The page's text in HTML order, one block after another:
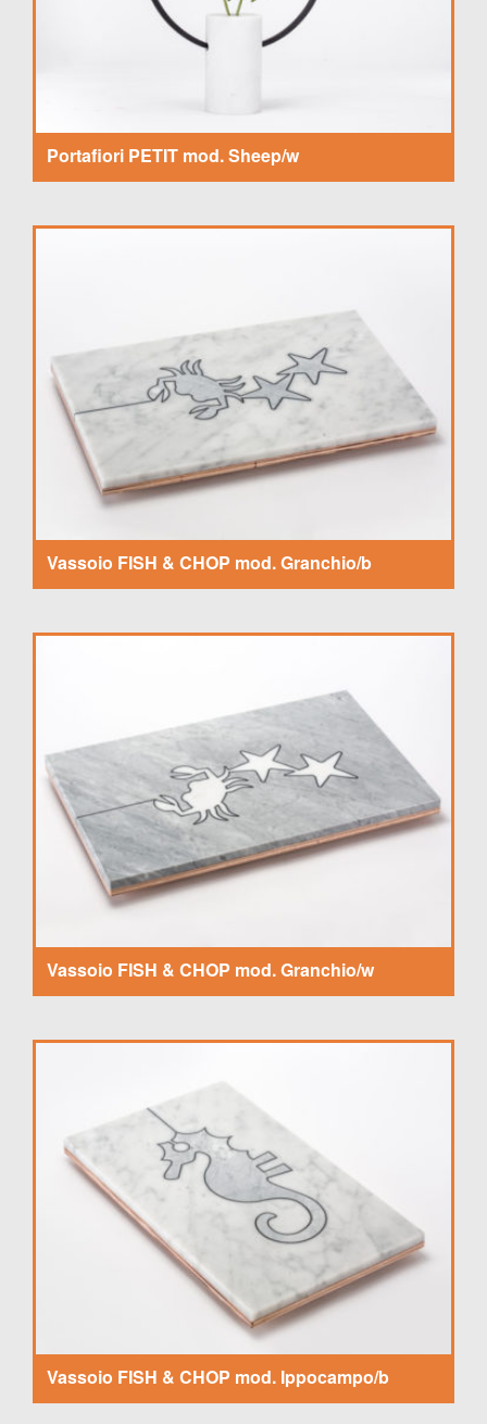
Portafiori PETIT mod. Sheep/w
Vassoio FISH & CHOP mod. Granchio/b
Vassoio FISH & CHOP mod. Granchio/w
Vassoio FISH & CHOP mod. Ippocampo/b